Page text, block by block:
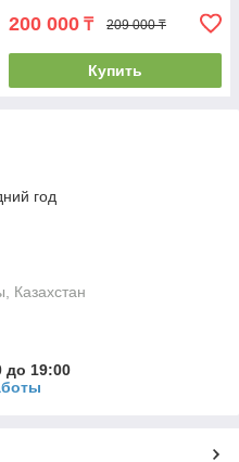
200 000 ₸ 209 000 ₸
Купить
год
Казахстан
до 19:00